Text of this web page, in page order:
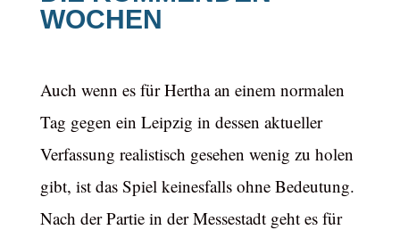
WOCHEN
Auch wenn es für Hertha an einem normalen
Tag gegen ein Leipzig in dessen aktueller
Verfassung realistisch gesehen wenig zu holen
gibt, ist das Spiel keinesfalls ohne Bedeutung.
Nach der Partie in der Messestadt geht es für